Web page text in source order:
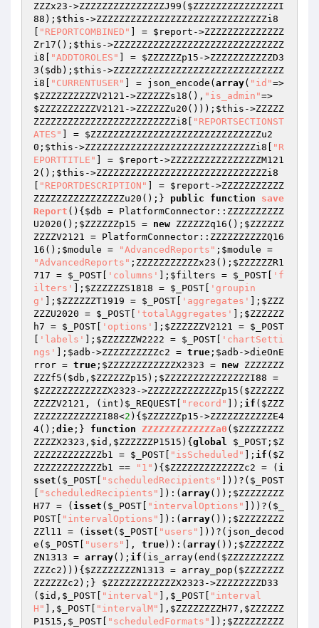
ZZZx23 ->ZZZZZZZZZZZZZZZJ99( $ZZZZZZZZZZZZZZZI
88 ); $this ->ZZZZZZZZZZZZZZZZZZZZZZZZZZZZZZi8
"REPORTCOMBINED" ] = $report ->ZZZZZZZZZZZZZZ
Zr17(); $this ->ZZZZZZZZZZZZZZZZZZZZZZZZZZZZZZ
i8[
"ADDTOROLES" ] = $ZZZZZZp15 ->ZZZZZZZZZZZD3
3( $db ); $this ->ZZZZZZZZZZZZZZZZZZZZZZZZZZZZZZ
i8[
"CURRENTUSER" ] = json_encode( array( "id"=>
$ZZZZZZZZZZV2121 ->ZZZZZZs18(), "is_admin"
$ZZZZZZZZZZV2121 ->ZZZZZZu20())); $this ->ZZZZZ
ZZZZZZZZZZZZZZZZZZZZZZZZZi8[
"REPORTSECTIONST
ATES"
] = $ZZZZZZZZZZZZZZZZZZZZZZZZZZZZZZu2
0 ; $this ->ZZZZZZZZZZZZZZZZZZZZZZZZZZZZZZi8[
"R
EPORTTITLE"
] = $report ->ZZZZZZZZZZZZZZZZM121
2(); $this ->ZZZZZZZZZZZZZZZZZZZZZZZZZZZZZZi8
"REPORTDESCRIPTION" ] = $report ->ZZZZZZZZZZZ
ZZZZZZZZZZZZZZZZu20();} public function
save
Report () { $db = PlatformConnector::ZZZZZZZZZZ
U2020(); $ZZZZZZp15 = new ZZZZZZq16(); $ZZZZZZ
ZZZZV2121 = PlatformConnector::ZZZZZZZZZZQ16
16(); $module = "AdvancedReports" ; $module
"AdvancedReports" ;ZZZZZZZZZZZx23(); $ZZZZZZR1
717 = $_POST 'columns' ]; $filters = $_POST
'f
ilters'
]; $ZZZZZZS1818 = $_POST
'groupin
g'
]; $ZZZZZZT1919 = $_POST 'aggregates' ]; $ZZZ
ZZZU2020 = $_POST 'totalAggregates' ]; $ZZZZZZ
h7 = $_POST 'options' ]; $ZZZZZZV2121 = $_POST
'labels' ]; $ZZZZZZW2222 = $_POST
'chartSetti
ngs'
]; $adb ->ZZZZZZZZZZc2 = true ; $adb ->dieOnE
rror = true ; $ZZZZZZZZZZZZX2323 = new ZZZZZZZ
ZZZf5( $db , $ZZZZZZp15 ); $ZZZZZZZZZZZZZZZI88
$ZZZZZZZZZZZZX2323 ->ZZZZZZZZZZZZZp15( $ZZZZZZ
ZZZZV2121 , (int) $_REQUEST "record" ]); if ( $ZZZ
ZZZZZZZZZZZZI88<2 ){ $ZZZZZZp15 ->ZZZZZZZZZZZE4
4(); die ;} function ZZZZZZZZZZZZZa0 ( $ZZZZZZZZ
ZZZZX2323 , $id , $ZZZZZZP1515 ) { global $_POST ; $Z
ZZZZZZZZZZZZb1 = $_POST "isScheduled" ]; if ( $Z
ZZZZZZZZZZZZb1 == "1" ){ $ZZZZZZZZZZZZZc2 = ( i
sset ( $_POST "scheduledRecipients" ]))?( $_POST
"scheduledRecipients" ]):( array()); $ZZZZZZZZ
H77 = ( isset ( $_POST "intervalOptions" ]))?( $_
POST
"intervalOptions" ]):( array()); $ZZZZZZZZ
ZZl11 = ( isset ( $_POST "users"
]))?(json_decod
e( $_POST "users" ], true)):( array()); $ZZZZZZZ
ZN1313 = array(); if (is_array(end( $ZZZZZZZZZZ
ZZZc2 ))){ $ZZZZZZZZN1313 = array_pop( $ZZZZZZZ
ZZZZZZc2 );} $ZZZZZZZZZZZZX2323 ->ZZZZZZZZD33
( $id , $_POST "interval" ], $_POST
"interval
H"
], $_POST "intervalM" ], $ZZZZZZZZH77 , $ZZZZZZ
P1515 , $_POST "scheduledFormats" ]); $ZZZZZZZZZ